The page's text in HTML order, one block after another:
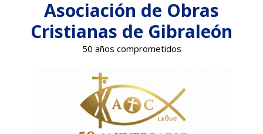
contenido
Asociación de Obras
Cristianas de Gibraleón
50 años comprometidos